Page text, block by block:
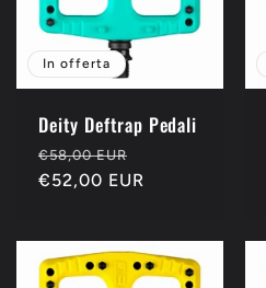
In offerta
Deity Deftrap Pedali
Prezzo
di
€58,00 EUR
scontato
€52,00 EUR